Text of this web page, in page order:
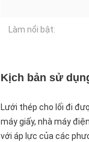
Làm nổi bật:
Kịch bản sử
Lưới thép cho lối đi
máy giấy, nhà máy
với áp lực của các